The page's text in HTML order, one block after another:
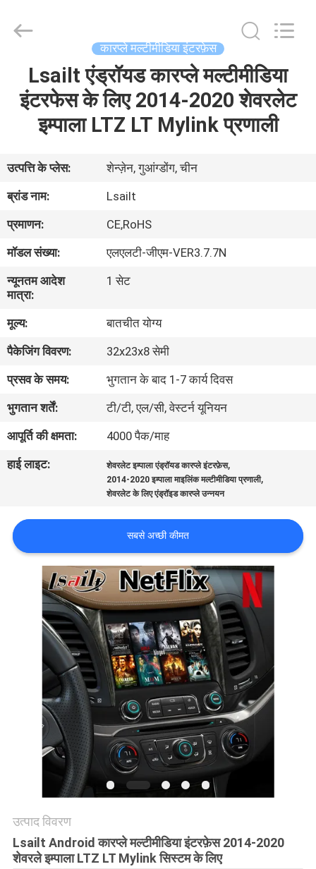
उत्पादों
वीडियो
बारे
में
कारखाना
भ्रमण
गुणवत्ता
नियंत्रण
संपर्क
करें
समाचार
मामलों
SITEMAP
PRIVACY
POLICY
Electron
Co.,Ltd.
Reserved.
कारप्ले मल्टीमीडिया इंटरफ़ेस
Lsailt एंड्रॉयड कारप्ले मल्टीमीडिया
इंटरफेस के लिए 2014-2020 शेवरलेट
इम्पाला LTZ LT Mylink प्रणाली
उत्पत्ति के प्लेस:
शेन्ज़ेन, गुआंग्डोंग, चीन
ब्रांड नाम:
Lsailt
प्रमाणन:
CE,RoHS
मॉडल संख्या:
एलएलटी-जीएम-VER3.7.7N
न्यूनतम आदेश
मात्रा:
1 सेट
मूल्य:
बातचीत योग्य
पैकेजिंग विवरण:
32x23x8 सेमी
प्रसव के समय:
भुगतान के बाद 1-7 कार्य दिवस
भुगतान शर्तें:
टी/टी, एल/सी, वेस्टर्न यूनियन
आपूर्ति की क्षमता:
4000 पैक/माह
हाई लाइट:
शेवरलेट इम्पाला एंड्रॉयड कारप्ले इंटरफ़ेस,
2014-2020 इम्पाला माइलिंक मल्टीमीडिया प्रणाली,
शेवरलेट के लिए एंड्रॉइड कारप्ले उन्नयन
सबसे अच्छी कीमत
उत्पाद विवरण
Lsailt Android कारप्ले मल्टीमीडिया इंटरफ़ेस 2014-2020
शेवरले इम्पाला LTZ LT Mylink सिस्टम के लिए